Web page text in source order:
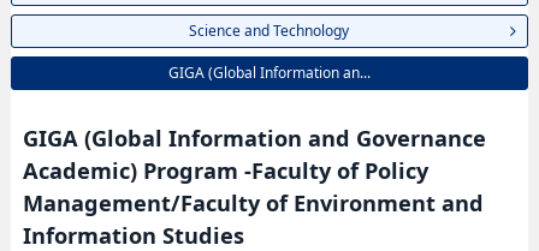
Science and Technology
GIGA (Global Information an...
GIGA (Global Information and Governance
Academic) Program -Faculty of Policy
Management/Faculty of Environment and
Information Studies